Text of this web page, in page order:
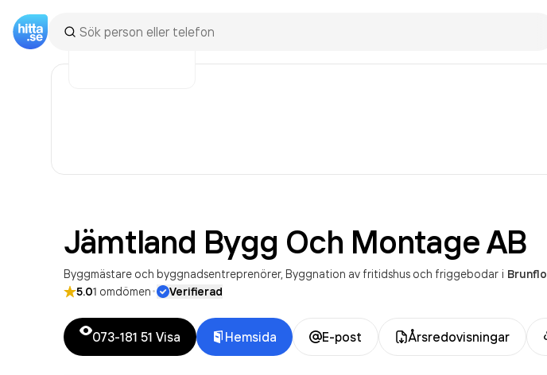
Jämtland Bygg Och MontageAB
Byggmästare och byggnadsentreprenörer Byggnation av fritidshus och friggebodar i Brunflo
5.01 omdömen· Verifierad
073-181 51 Visa Hemsida E-post Årsredovisningar